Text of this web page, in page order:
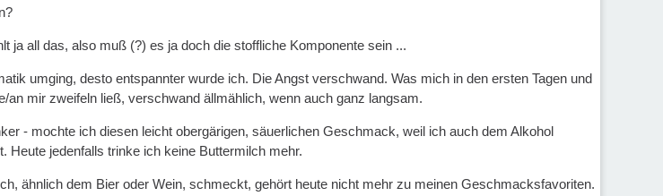
ja all das, also muß (?) es ja doch die stoffliche Komponente sein ...
umging, desto entspannter wurde ich. Die Angst verschwand. Was mich in den ersten Tagen und
an mir zweifeln ließ, verschwand ällmählich, wenn auch ganz langsam.
- mochte ich diesen leicht obergärigen, säuerlichen Geschmack, weil ich auch dem Alkohol
Heute jedenfalls trinke ich keine Buttermilch mehr.
ähnlich dem Bier oder Wein, schmeckt, gehört heute nicht mehr zu meinen Geschmacksfavoriten.